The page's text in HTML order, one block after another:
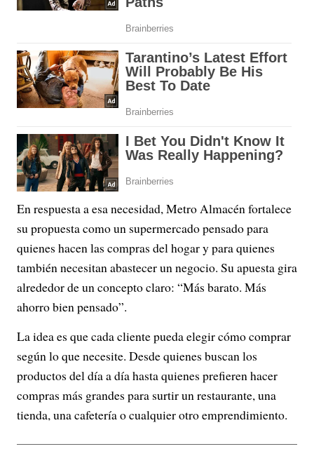
En respuesta a esa necesidad, Metro Almacén fortalece
su propuesta como un supermercado pensado para
quienes hacen las compras del hogar y para quienes
también necesitan abastecer un negocio. Su apuesta gira
alrededor de un concepto claro: “Más barato. Más
ahorro bien pensado”.
La idea es que cada cliente pueda elegir cómo comprar
según lo que necesite. Desde quienes buscan los
productos del día a día hasta quienes prefieren hacer
compras más grandes para surtir un restaurante, una
tienda, una cafetería o cualquier otro emprendimiento.